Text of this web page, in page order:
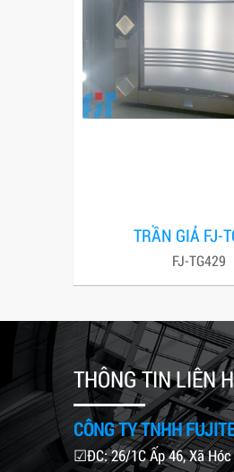
TRẦN GIẢ FJ-
FJ-TG429
THÔNG TIN LIÊN
CÔNG TY TNHH
☑ĐC: 26/1C Ấp 46, Xã